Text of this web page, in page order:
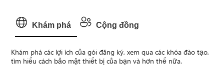
Khám phá Cộng đồng
Khám phá các lợi ích của gói đăng ký, xem qua các khóa đào tạo,
tìm hiểu cách bảo mật thiết bị của bạn và hơn thế nữa.